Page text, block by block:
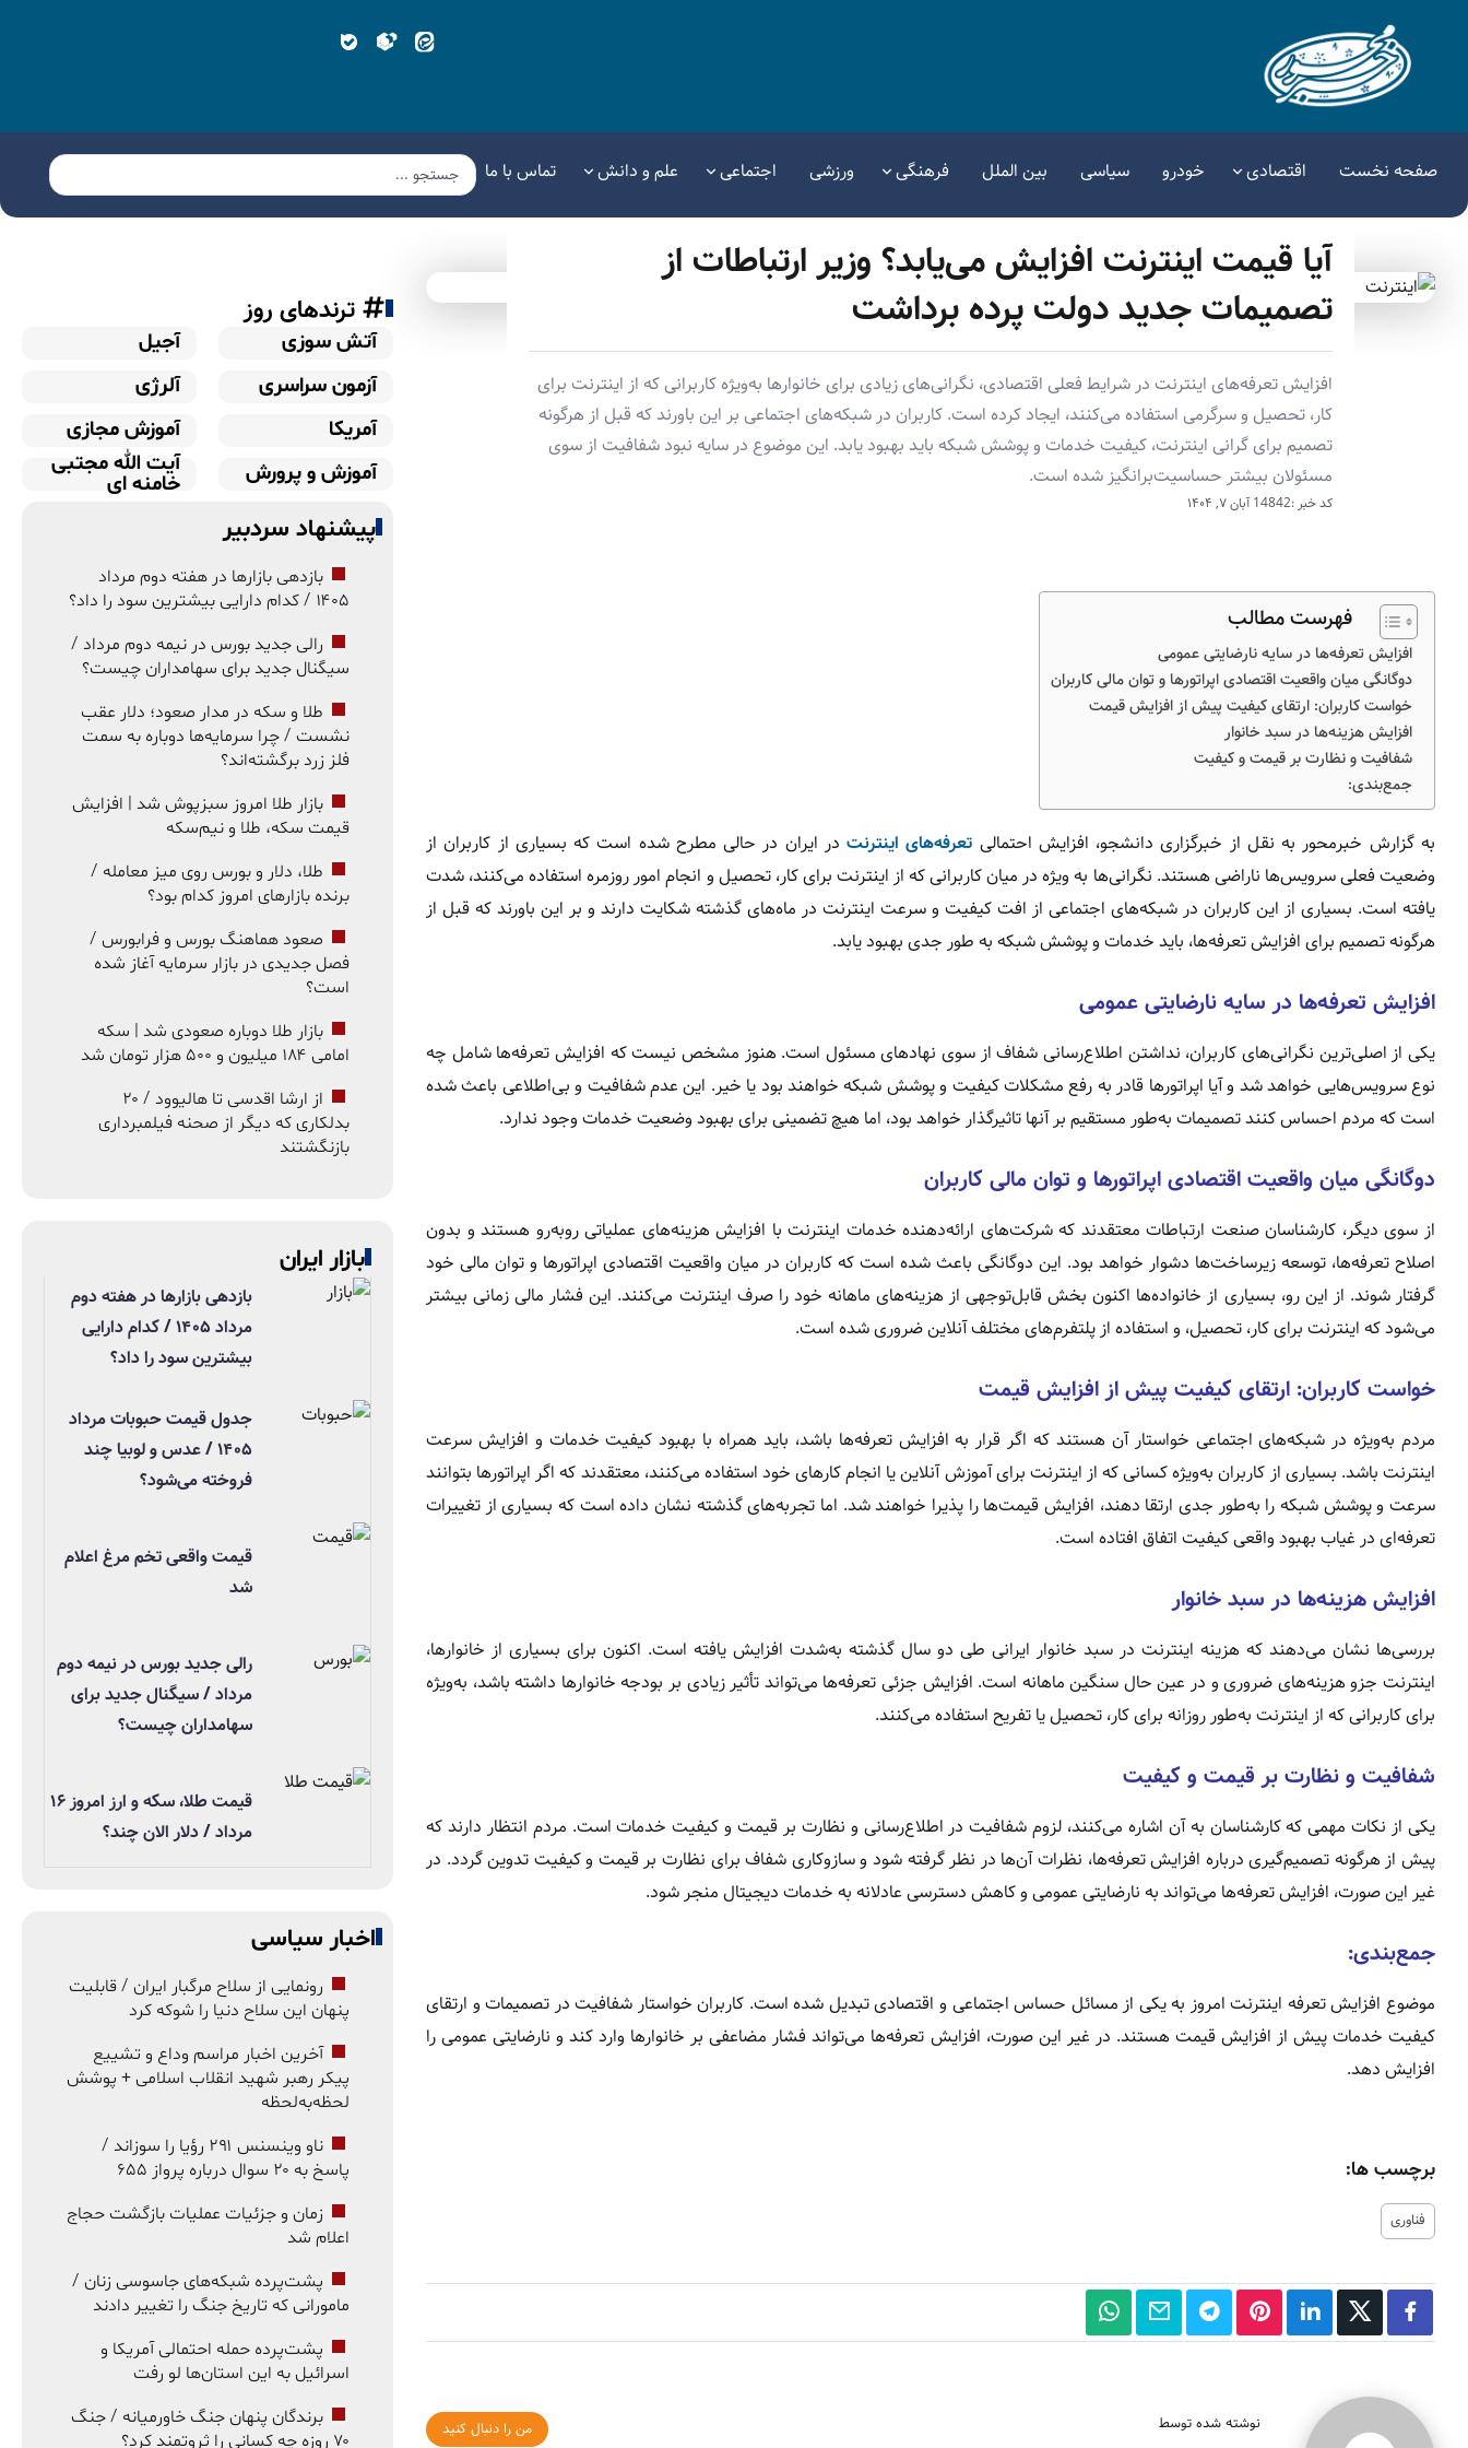
صفحه نخست اقتصادی خودرو سیاسی بین الملل فرهنگی ورزشی اجتماعی علم و دانش تماس با ما
آیا قیمت اینترنت افزایش می‌یابد؟ وزیر ارتباطات از
تصمیمات جدید دولت پرده برداشت
افزایش تعرفه‌های اینترنت در شرایط فعلی اقتصادی، نگرانی‌های زیادی برای خانوارها به‌ویژه کاربرانی که از اینترنت برای
کار، تحصیل و سرگرمی استفاده می‌کنند، ایجاد کرده است. کاربران در شبکه‌های اجتماعی بر این باورند که قبل از هرگونه
تصمیم برای گرانی اینترنت، کیفیت خدمات و پوشش شبکه باید بهبود یابد. این موضوع در سایه نبود شفافیت از سوی
مسئولان بیشتر حساسیت‌برانگیز شده است.
کد خبر :14842 آبان ۷, ۱۴۰۴
فهرست مطالب
افزایش تعرفه‌ها در سایه نارضایتی عمومی
دوگانگی میان واقعیت اقتصادی اپراتورها و توان مالی کاربران
خواست کاربران: ارتقای کیفیت پیش از افزایش قیمت
افزایش هزینه‌ها در سبد خانوار
شفافیت و نظارت بر قیمت و کیفیت
جمع‌بندی:
به گزارش خبرمحور به نقل از خبرگزاری دانشجو، افزایش احتمالی تعرفه‌های اینترنتدر ایران در حالی مطرح شده است که بسیاری از کاربران از
وضعیت فعلی سرویس‌ها ناراضی هستند. نگرانی‌ها به ویژه در میان کاربرانی که از اینترنت برای کار، تحصیل و انجام امور روزمره استفاده می‌کنند، شدت
یافته است. بسیاری از این کاربران در شبکه‌های اجتماعی از افت کیفیت و سرعت اینترنت در ماه‌های گذشته شکایت دارند و بر این باورند که قبل از
هرگونه تصمیم برای افزایش تعرفه‌ها، باید خدمات و پوشش شبکه به طور جدی بهبود یابد.
افزایش تعرفه‌ها در سایه نارضایتی عمومی
یکی از اصلی‌ترین نگرانی‌های کاربران، نداشتن اطلاع‌رسانی شفاف از سوی نهادهای مسئول است. هنوز مشخص نیست که افزایش تعرفه‌ها شامل چه
نوع سرویس‌هایی خواهد شد و آیا اپراتورها قادر به رفع مشکلات کیفیت و پوشش شبکه خواهند بود یا خیر. این عدم شفافیت و بی‌اطلاعی باعث شده
است که مردم احساس کنند تصمیمات به‌طور مستقیم بر آنها تاثیرگذار خواهد بود، اما هیچ تضمینی برای بهبود وضعیت خدمات وجود ندارد.
دوگانگی میان واقعیت اقتصادی اپراتورها و توان مالی کاربران
از سوی دیگر، کارشناسان صنعت ارتباطات معتقدند که شرکت‌های ارائه‌دهنده خدمات اینترنت با افزایش هزینه‌های عملیاتی روبه‌رو هستند و بدون
اصلاح تعرفه‌ها، توسعه زیرساخت‌ها دشوار خواهد بود. این دوگانگی باعث شده است که کاربران در میان واقعیت اقتصادی اپراتورها و توان مالی خود
گرفتار شوند. از این رو، بسیاری از خانواده‌ها اکنون بخش قابل‌توجهی از هزینه‌های ماهانه خود را صرف اینترنت می‌کنند. این فشار مالی زمانی بیشتر
می‌شود که اینترنت برای کار، تحصیل، و استفاده از پلتفرم‌های مختلف آنلاین ضروری شده است.
خواست کاربران: ارتقای کیفیت پیش از افزایش قیمت
مردم به‌ویژه در شبکه‌های اجتماعی خواستار آن هستند که اگر قرار به افزایش تعرفه‌ها باشد، باید همراه با بهبود کیفیت خدمات و افزایش سرعت
اینترنت باشد. بسیاری از کاربران به‌ویژه کسانی که از اینترنت برای آموزش آنلاین یا انجام کارهای خود استفاده می‌کنند، معتقدند که اگر اپراتورها بتوانند
سرعت و پوشش شبکه را به‌طور جدی ارتقا دهند، افزایش قیمت‌ها را پذیرا خواهند شد. اما تجربه‌های گذشته نشان داده است که بسیاری از تغییرات
تعرفه‌ای در غیاب بهبود واقعی کیفیت اتفاق افتاده است.
افزایش هزینه‌ها در سبد خانوار
بررسی‌ها نشان می‌دهند که هزینه اینترنت در سبد خانوار ایرانی طی دو سال گذشته به‌شدت افزایش یافته است. اکنون برای بسیاری از خانوارها،
اینترنت جزو هزینه‌های ضروری و در عین حال سنگین ماهانه است. افزایش جزئی تعرفه‌ها می‌تواند تأثیر زیادی بر بودجه خانوارها داشته باشد، به‌ویژه
برای کاربرانی که از اینترنت به‌طور روزانه برای کار، تحصیل یا تفریح استفاده می‌کنند.
شفافیت و نظارت بر قیمت و کیفیت
یکی از نکات مهمی که کارشناسان به آن اشاره می‌کنند، لزوم شفافیت در اطلاع‌رسانی و نظارت بر قیمت و کیفیت خدمات است. مردم انتظار دارند که
پیش از هرگونه تصمیم‌گیری درباره افزایش تعرفه‌ها، نظرات آن‌ها در نظر گرفته شود و سازوکاری شفاف برای نظارت بر قیمت و کیفیت تدوین گردد. در
غیر این صورت، افزایش تعرفه‌ها می‌تواند به نارضایتی عمومی و کاهش دسترسی عادلانه به خدمات دیجیتال منجر شود.
جمع‌بندی:
موضوع افزایش تعرفه اینترنت امروز به یکی از مسائل حساس اجتماعی و اقتصادی تبدیل شده است. کاربران خواستار شفافیت در تصمیمات و ارتقای
کیفیت خدمات پیش از افزایش قیمت هستند. در غیر این صورت، افزایش تعرفه‌ها می‌تواند فشار مضاعفی بر خانوارها وارد کند و نارضایتی عمومی را
افزایش دهد.
برچسب ها:
فناوری
من را دنبال کنید نوشته شده توسط
ترندهای روز
آتش سوزی
آجیل
آزمون سراسری
آلرژی
آمریکا
آموزش مجازی
آموزش و پرورش
آیت الله مجتبی
خامنه ای
پیشنهاد سردبیر
بازدهی بازارها در هفته دوم مرداد
۱۴۰۵ / کدام دارایی بیشترین سود را داد؟
رالی جدید بورس در نیمه دوم مرداد /
سیگنال جدید برای سهامداران چیست؟
طلا و سکه در مدار صعود؛ دلار عقب
نشست / چرا سرمایه‌ها دوباره به سمت
فلز زرد برگشته‌اند؟
بازار طلا امروز سبزپوش شد | افزایش
قیمت سکه، طلا و نیم‌سکه
طلا، دلار و بورس روی میز معامله /
برنده بازارهای امروز کدام بود؟
صعود هماهنگ بورس و فرابورس /
فصل جدیدی در بازار سرمایه آغاز شده
است؟
بازار طلا دوباره صعودی شد | سکه
امامی ۱۸۴ میلیون و ۵۰۰ هزار تومان شد
از ارشا اقدسی تا هالیوود / ۲۰
بدلکاری که دیگر از صحنه فیلمبرداری
بازنگشتند
بازار ایران
بازدهی بازارها در هفته دوم
مرداد ۱۴۰۵ / کدام دارایی
بیشترین سود را داد؟
جدول قیمت حبوبات مرداد
۱۴۰۵ / عدس و لوبیا چند
فروخته می‌شود؟
قیمت واقعی تخم مرغ اعلام
شد
رالی جدید بورس در نیمه دوم
مرداد / سیگنال جدید برای
سهامداران چیست؟
قیمت طلا، سکه و ارز امروز ۱۶
مرداد / دلار الان چند؟
اخبار سیاسی
رونمایی از سلاح مرگبار ایران / قابلیت
پنهان این سلاح دنیا را شوکه کرد
آخرین اخبار مراسم وداع و تشییع
پیکر رهبر شهید انقلاب اسلامی + پوشش
لحظه‌به‌لحظه
ناو وینسنس ۲۹۱ رؤیا را سوزاند /
پاسخ به ۲۰ سوال درباره پرواز ۶۵۵
زمان و جزئیات عملیات بازگشت حجاج
اعلام شد
پشت‌پرده شبکه‌های جاسوسی زنان /
مامورانی که تاریخ جنگ را تغییر دادند
پشت‌پرده حمله احتمالی آمریکا و
اسرائیل به این استان‌ها لو رفت
برندگان پنهان جنگ خاورمیانه / جنگ
۷۰ روزه چه کسانی را ثروتمند کرد؟